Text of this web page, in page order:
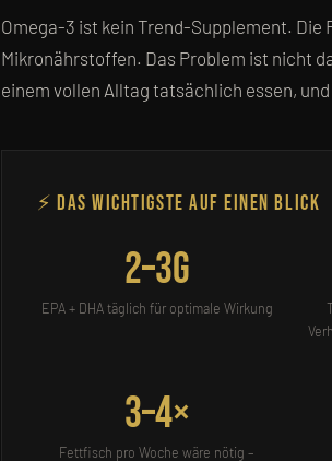
Omega-3 ist kein Trend-Supplement. Die
Mikronährstoffen. Das Problem ist nicht
einem vollen Alltag tatsächlich essen,
⚡ Das Wichtigste auf einen Blick
2–3g
EPA + DHA täglich für optimale Wirkung
3–4×
Fettfisch pro Woche wäre nötig –